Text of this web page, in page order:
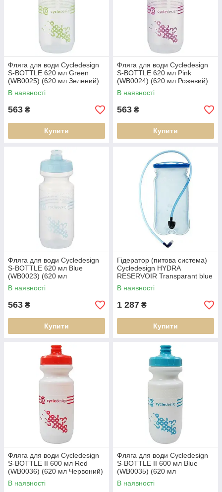
Фляга для води Cycledesign
S-BOTTLE 620 мл Green
(WB0025) (620 мл Зелений)
В наявності
563 ₴
Купити
Фляга для води Cycledesign
S-BOTTLE 620 мл Pink
(WB0024) (620 мл Рожевий)
В наявності
563 ₴
Купити
Фляга для води Cycledesign
S-BOTTLE 620 мл Blue
(WB0023) (620 мл
Блакитний)
В наявності
563 ₴
Купити
Гідератор (питова система)
Cycledesign HYDRA
RESERVOIR Transparant blue
2.0 л (BG0031+) (2.0L, 34,9
см х 17,7 см transparant blue,
В наявності
1 287 ₴
Купити
Фляга для води Cycledesign
S-BOTTLE II 600 мл Red
(WB0036) (620 мл Червоний)
В наявності
Фляга для води Cycledesign
S-BOTTLE II 600 мл Blue
(WB0035) (620 мл
Блакитний)
В наявності